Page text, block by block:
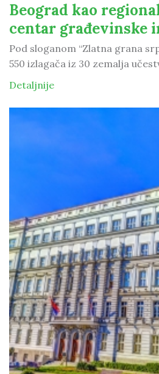
Beograd kao
centar građevinske
Pod sloganom “Zlatna grana
550 izlagača iz 30 zemalja
Detaljnije